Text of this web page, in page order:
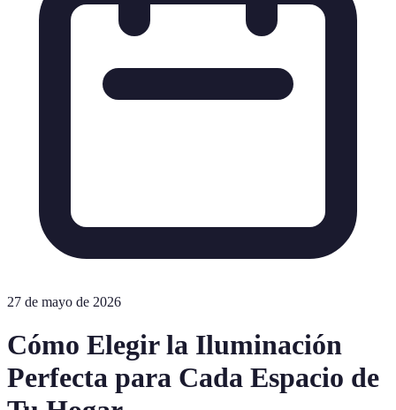
27 de mayo de 2026
Cómo Elegir la Iluminación
Perfecta para Cada Espacio de